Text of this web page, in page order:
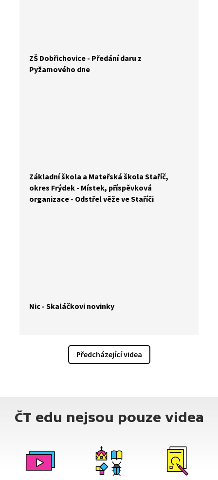
ZŠ Dobřichovice - Předání daru z
Pyžamového dne
Základní škola a Mateřská škola Staříč,
okres Frýdek - Místek, příspěvková
organizace - Odstřel věže ve Staříči
Nic - Skaláčkovi novinky
Předcházející videa
ČT edu nejsou pouze videa